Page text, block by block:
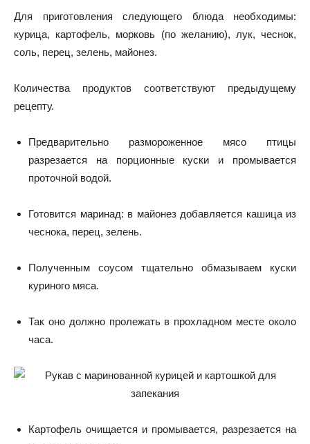
Для приготовления следующего блюда необходимы:
курица, картофель, морковь (по желанию), лук, чеснок,
соль, перец, зелень, майонез.
Количества продуктов соответствуют предыдущему
рецепту.
Предварительно размороженное мясо птицы
разрезается на порционные куски и промывается
проточной водой.
Готовится маринад: в майонез добавляется кашица из
чеснока, перец, зелень.
Полученным соусом тщательно обмазываем куски
куриного мяса.
Так оно должно пролежать в прохладном месте около
часа.
Картофель очищается и промывается, разрезается на